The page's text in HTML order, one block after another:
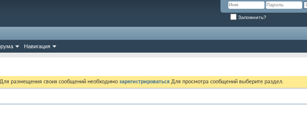
Запомнить?
Навигация
Для размещения своих сообщений необходимо зарегистрироваться Для просмотра сообщений выберите раздел.